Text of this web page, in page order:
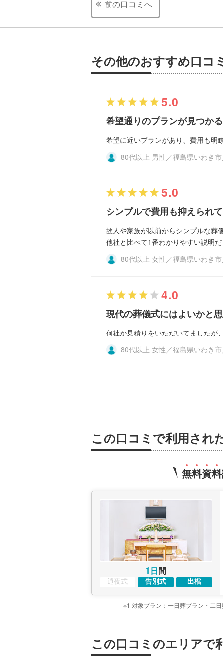
前の口コミへ
その他のおすすめ口コ
5.0
希望通りのプランが見つか
希望に近いプランがあり、費用も明
80代以上 男性／福島県いわき
5.0
シンプルで費用も抑えられ
故人や家族が以前からシンプルな葬
他社と比べて1番わかりやすい説明
80代以上 女性／福島県いわき
4.0
現代の葬儀式にはよいかと
何社か見積りをいただいてましたが
80代以上 女性／福島県いわき
この口コミで利用され
無料資料
1 日間
通夜式 告別式 出棺
※1 対象プラン：一日葬プラン・二
この口コミのエリアで